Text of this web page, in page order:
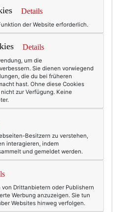
Spadegibt es das
... ;-)))
Details
der Website erforderlich.
Details
um die
Sie dienen vorwiegend
die du bei früheren
hast. Ohne diese Cookies
zur Verfügung. Keine
Besitzern zu verstehen,
interagieren, indem
und gemeldet werden.
Drittanbietern oder Publishern
Werbung anzuzeigen. Sie tun
Websites hinweg verfolgen.